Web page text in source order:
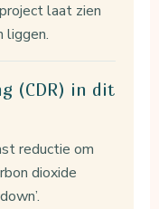
laat zien
liggen.
(CDR) in dit
reductie om
dioxide